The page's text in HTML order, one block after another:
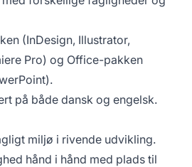
(InDesign, Illustrator,
Pro) og Office-pakken
på både dansk og engelsk.
miljø i rivende udvikling.
hånd i hånd med plads til